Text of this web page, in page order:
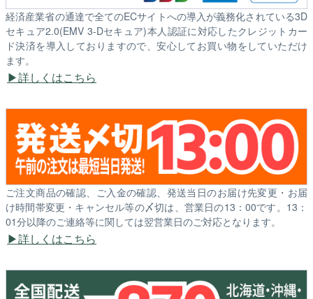
経済産業省の通達で全てのECサイトへの導入が義務化されている3D
セキュア2.0(EMV 3-Dセキュア)本人認証に対応したクレジットカー
ド決済を導入しておりますので、安心してお買い物をしていただけ
ます。
詳しくはこちら
ご注文商品の確認、ご入金の確認、発送当日のお届け先変更・お届
け時間帯変更・キャンセル等の〆切は、営業日の13：00です。13：
01分以降のご連絡等に関しては翌営業日のご対応となります。
詳しくはこちら